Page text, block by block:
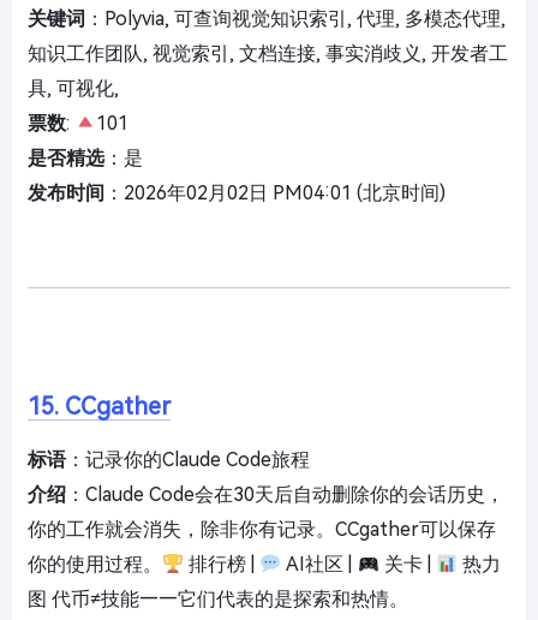
关键词 ：Polyvia, 可查询视觉知识索引, 代理, 多模态代理,
知识工作团队, 视觉索引, 文档连接, 事实消歧义, 开发者工
具, 可视化,
票数:
101
是否精选：是
发布时间 ：2026年02月02日 PM04:01 (北京时间)
15. CCgather
标语：记录你的Claude Code旅程
介绍 ：Claude Code会在30天后自动删除你的会话历史，
你的工作就会消失，除非你有记录。CCgather可以保存
你的使用过程。
排行榜 | AI社区 | 关卡 |
热力
图 代币≠技能——它们代表的是探索和热情。